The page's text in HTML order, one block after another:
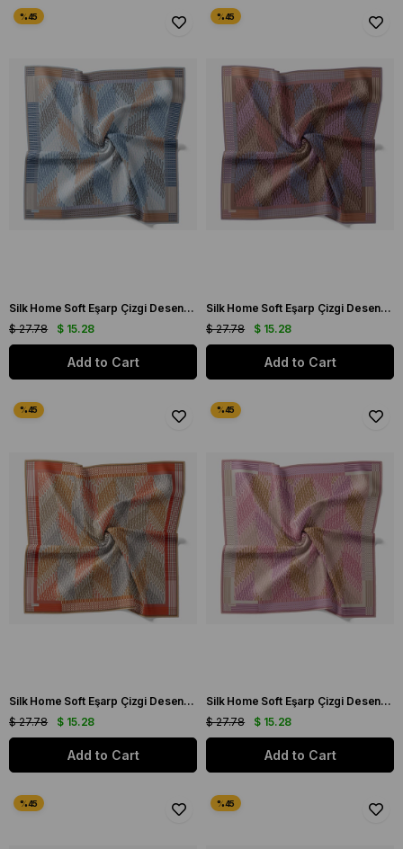
Silk Home Soft Eşarp Çizgi Desenli Bebe Mavisi - Gri
$ 15.28
$ 27.78
Add to Cart
Silk Home Soft Eşarp Çizgi Desenli Kahve - Vizon
$ 15.28
$ 27.78
Add to Cart
Silk Home Soft Eşarp Çizgi Desenli Turuncu - Vizon
$ 15.28
$ 27.78
Add to Cart
Silk Home Soft Eşarp Çizgi Desenli Pembe - Vizon
$ 15.28
$ 27.78
Add to Cart